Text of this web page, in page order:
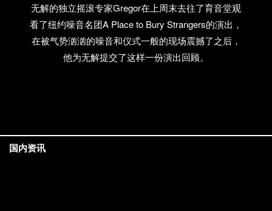
无解的独立摇滚专家Gregor在上周末去往了育音堂观
看了纽约噪音名团A Place to Bury Strangers的演出，
在被气势汹汹的噪音和仪式一般的现场震撼了之后，
他为无解提交了这样一份演出回顾。
国内资讯